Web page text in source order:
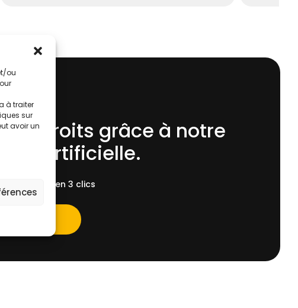
ou
à traiter
sur
avoir un
vos droits grâce à notre
Artificielle.
en 3 clics
!